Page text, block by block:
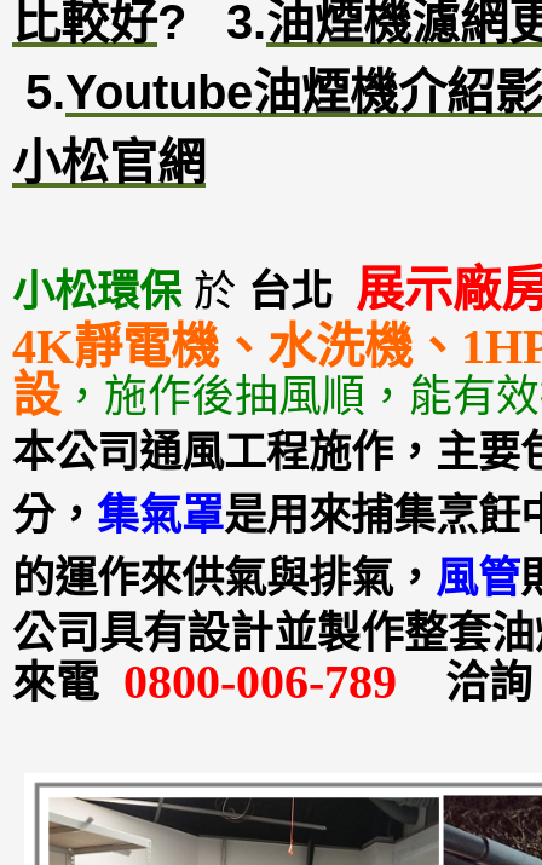
比較好? 3.油煙機濾網
5.Youtube油煙機介紹
小松官網
小松環保 於 台北 展示廠
4K靜電機、水洗機、
設 ， 施作後抽風順，能有
本公司通風工程施作，主要
分， 集氣罩是用來捕集烹飪
的運作來供氣與排氣， 風管
公司具有設計並製作整套
來電 0800-006-789 洽